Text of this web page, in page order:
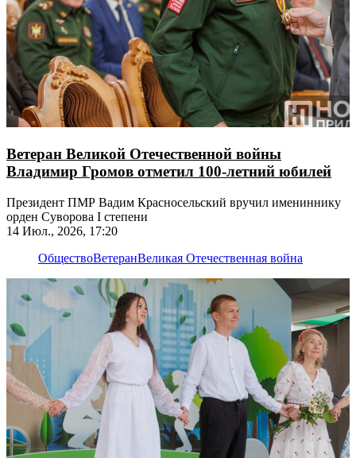
Ветеран Великой Отечественной войны
Владимир Громов отметил 100-летний юбилей
Президент ПМР Вадим Красносельский вручил имениннику
орден Суворова I степени
14 Июл., 2026, 17:20
ОбществоВетеранВеликая Отечественная война